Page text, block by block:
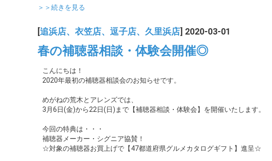
＞＞続きを見る
追浜店、衣笠店、逗子店、久里浜店 ] 2020-03-01
春の補聴器相談・体験会開催◎
こんにちは！
2020年最初の補聴器相談会のお知らせです。
めがねの荒木とアレンズでは、
3月6日(金)から22日(日)まで【補聴器相談・体験会】を開催いたします。
今回の特典は・・・
補聴器メーカー・シグニア協賛！
☆対象の補聴器お買上げで【47都道府県グルメカタログギフト】進呈☆